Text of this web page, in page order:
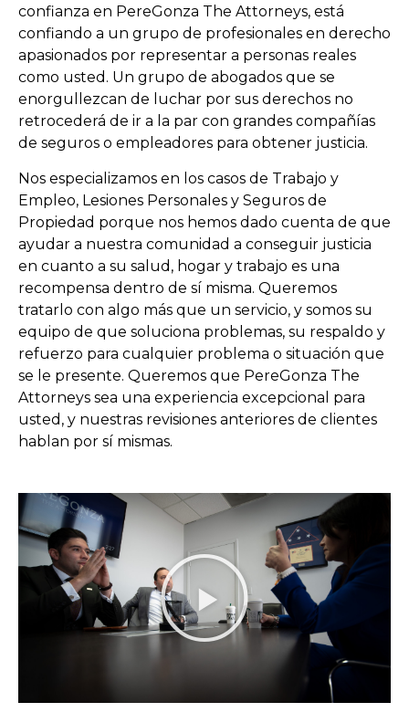
confianza en PereGonza The Attorneys, está
confiando a un grupo de profesionales en derecho
apasionados por representar a personas reales
como usted. Un grupo de abogados que se
enorgullezcan de luchar por sus derechos no
retrocederá de ir a la par con grandes compañías
de seguros o empleadores para obtener justicia.
Nos especializamos en los casos de Trabajo y
Empleo, Lesiones Personales y Seguros de
Propiedad porque nos hemos dado cuenta de que
ayudar a nuestra comunidad a conseguir justicia
en cuanto a su salud, hogar y trabajo es una
recompensa dentro de sí misma. Queremos
tratarlo con algo más que un servicio, y somos su
equipo de que soluciona problemas, su respaldo y
refuerzo para cualquier problema o situación que
se le presente. Queremos que PereGonza The
Attorneys sea una experiencia excepcional para
usted, y nuestras revisiones anteriores de clientes
hablan por sí mismas.